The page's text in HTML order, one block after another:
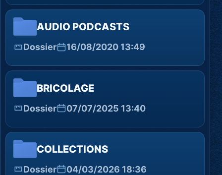
AUDIO PODCASTS
Dossier 16/08/2020 13:49
BRICOLAGE
Dossier 07/07/2025 13:40
COLLECTIONS
Dossier 04/03/2026 18:36